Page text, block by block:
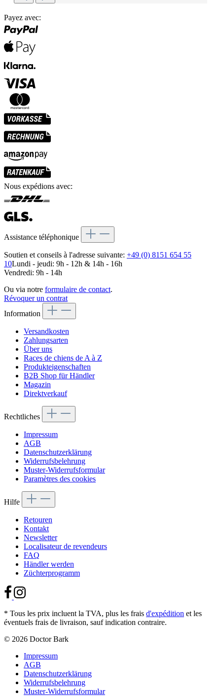
Payez avec:
Nous expédions avec:
Assistance téléphonique
Soutien et conseils à l'adresse suivante: +49 (0) 8151 654 55
10Lundi - jeudi: 9h - 12h & 14h - 16h
Vendredi: 9h - 14h
Ou via notre formulaire de contact.
Révoquer un contrat
Information
Versandkosten
Zahlungsarten
Über uns
Races de chiens de A à Z
Produkteigenschaften
B2B Shop für Händler
Magazin
Direktverkauf
Rechtliches
Impressum
AGB
Datenschutzerklärung
Widerrufsbelehrung
Muster-Widerrufsformular
Paramètres des cookies
Hilfe
Retouren
Kontakt
Newsletter
Localisateur de revendeurs
FAQ
Händler werden
Züchterprogramm
* Tous les prix incluent la TVA, plus les frais d'expédition et les
éventuels frais de livraison, sauf indication contraire.
© 2026 Doctor Bark
Impressum
AGB
Datenschutzerklärung
Widerrufsbelehrung
Muster-Widerrufsformular